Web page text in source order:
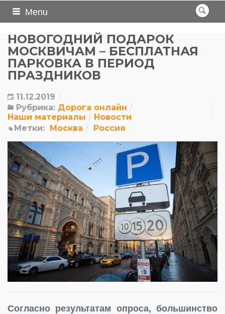
Menu
НОВОГОДНИЙ ПОДАРОК
МОСКВИЧАМ – БЕСПЛАТНАЯ
ПАРКОВКА В ПЕРИОД
ПРАЗДНИКОВ
11.12.2019
Рубрика: Дорога онлайн
Наши материалы
Новости
Метки: Москва Россия
Согласно результатам опроса, большинство